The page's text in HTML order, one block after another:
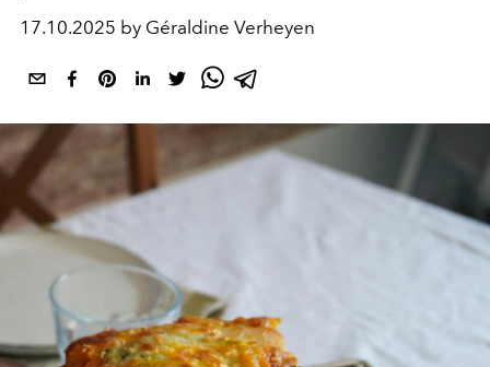
17.10.2025 by Géraldine Verheyen